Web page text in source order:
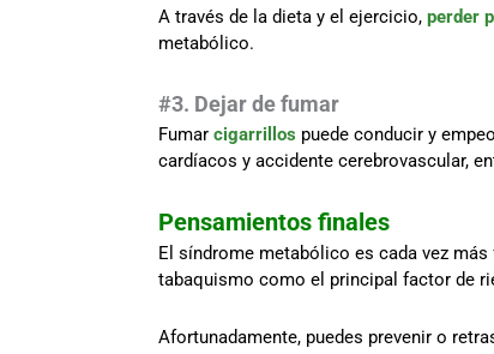
A través de la dieta y el ejercicio, perder
metabólico.
#3. Dejar de fumar
Fumar cigarrillos puede conducir y
cardíacos y accidente cerebrovascular,
Pensamientos finales
El síndrome metabólico es cada vez
tabaquismo como el principal factor de
Afortunadamente, puedes prevenir o